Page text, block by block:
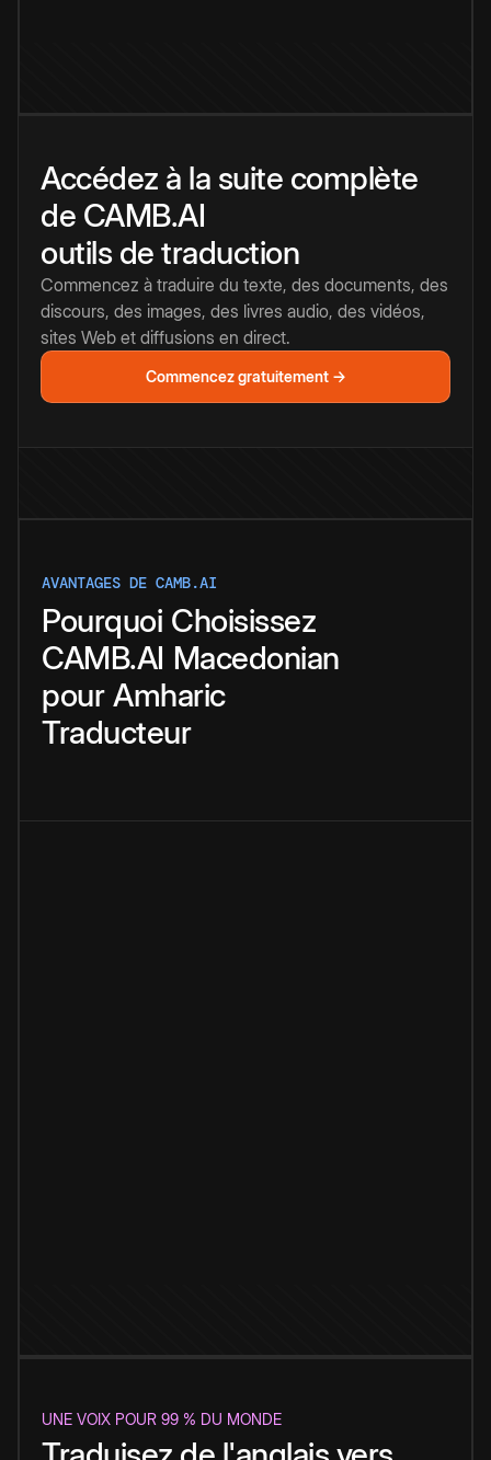
Accédez à la suite complète
de CAMB.AI
outils de traduction
Commencez à traduire du texte, des documents, des
discours, des images, des livres audio, des vidéos,
sites Web et diffusions en direct.
Commencez gratuitement →
AVANTAGES DE CAMB.AI
Pourquoi Choisissez
CAMB.AI Macedonian
pour Amharic
Traducteur
UNE VOIX POUR 99 % DU MONDE